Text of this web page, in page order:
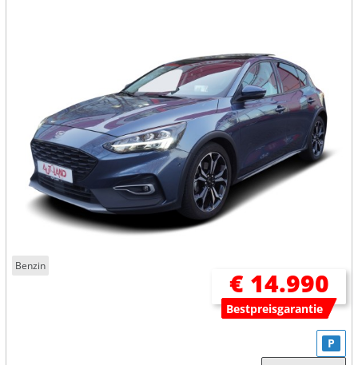
Benzin
€ 14.990
Bestpreisgarantie
P